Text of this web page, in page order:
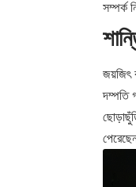
সম্পর্ক
জয়জিৎ
দম্পতি